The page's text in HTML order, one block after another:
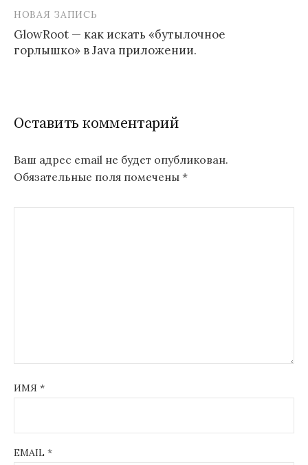
записям
НОВАЯ ЗАПИСЬ
GlowRoot — как искать «бутылочное
горлышко» в Java приложении.
Оставить комментарий
Ваш адрес email не будет опубликован.
Обязательные поля помечены *
ИМЯ *
EMAIL *